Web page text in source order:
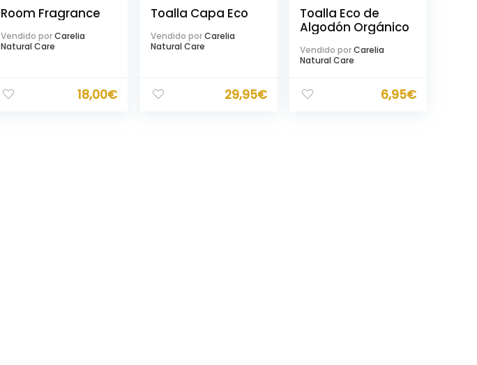
Room Fragrance
Vendido porCarelia
Natural Care
18,00€
Toalla Capa Eco
Vendido por Carelia
Natural Care
29,95€
Toalla Eco de
Algodón Orgánico
Vendido porCarelia
Natural Care
6,95€